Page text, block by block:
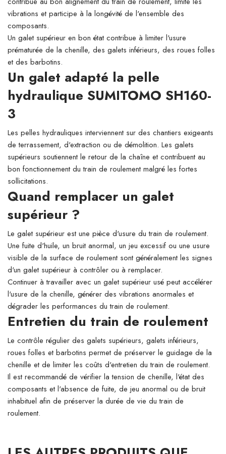
vibrations et participe à la longévité de l'ensemble des
composants.
Un galet supérieur en bon état contribue à limiter l'usure
prématurée de la chenille, des galets inférieurs, des roues folles
et des barbotins.
Un galet adapté la pelle
hydraulique SUMITOMO SH160-
3
Les pelles hydrauliques interviennent sur des chantiers exigeants
de terrassement, d'extraction ou de démolition. Les galets
supérieurs soutiennent le retour de la chaîne et contribuent au
bon fonctionnement du train de roulement malgré les fortes
sollicitations.
Quand remplacer un galet
supérieur ?
Le galet supérieur est une pièce d'usure du train de roulement.
Une fuite d'huile, un bruit anormal, un jeu excessif ou une usure
visible de la surface de roulement sont généralement les signes
d'un galet supérieur à contrôler ou à remplacer.
Continuer à travailler avec un galet supérieur usé peut accélérer
l'usure de la chenille, générer des vibrations anormales et
dégrader les performances du train de roulement.
Entretien du train de roulement
Le contrôle régulier des galets supérieurs, galets inférieurs,
roues folles et barbotins permet de préserver le guidage de la
chenille et de limiter les coûts d'entretien du train de roulement.
Il est recommandé de vérifier la tension de chenille, l'état des
composants et l'absence de fuite, de jeu anormal ou de bruit
inhabituel afin de préserver la durée de vie du train de
roulement.